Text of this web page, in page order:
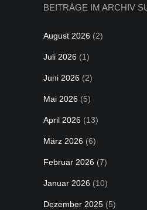
BEITRÄGE IM ARCHIV
August 2026 (2)
Juli 2026 (1)
Juni 2026 (2)
Mai 2026 (5)
April 2026 (13)
März 2026 (6)
Februar 2026 (7)
Januar 2026 (10)
Dezember 2025 (5)